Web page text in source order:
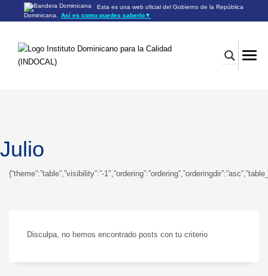
Esta es una web oficial del Gobierno de la República
Dominicana.
Así es como puedes saberlo▼
Los sitios web oficiales utilizan .gob.do o .gov.do
Los sitios web oficiales .gob.do o .gov.do seguros utilizan
HTTPS
Julio
{“theme”:”table”,”visibility”:”-
Disculpa, no hemos encontrado posts con tu criterio